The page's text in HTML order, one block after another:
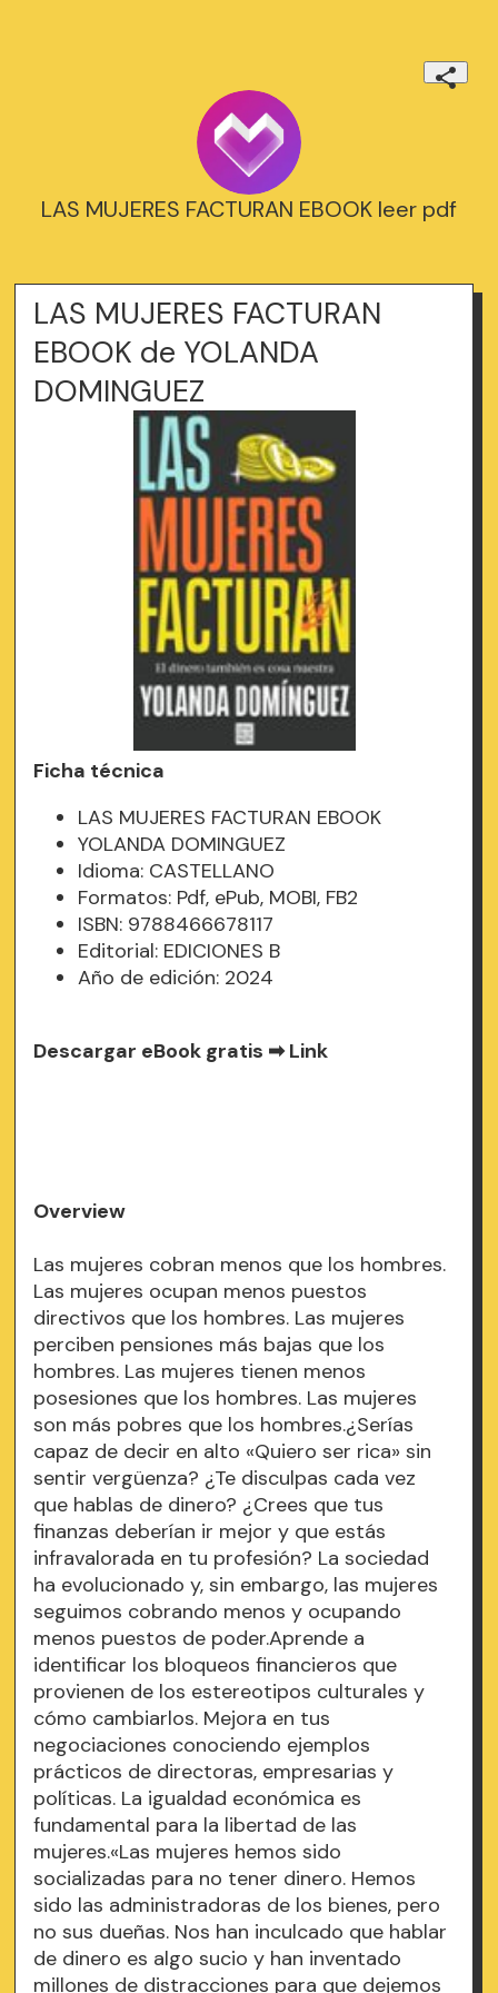
LAS MUJERES FACTURAN EBOOK leer pdf
LAS MUJERES FACTURAN
EBOOK de YOLANDA
DOMINGUEZ
Ficha técnica
LAS MUJERES FACTURAN EBOOK
YOLANDA DOMINGUEZ
Idioma: CASTELLANO
Formatos: Pdf, ePub, MOBI, FB2
ISBN: 9788466678117
Editorial: EDICIONES B
Año de edición: 2024
Descargar eBook gratis ➡Link
Overview
Las mujeres cobran menos que los hombres.
Las mujeres ocupan menos puestos
directivos que los hombres. Las mujeres
perciben pensiones más bajas que los
hombres. Las mujeres tienen menos
posesiones que los hombres. Las mujeres
son más pobres que los hombres.¿Serías
capaz de decir en alto «Quiero ser rica» sin
sentir vergüenza? ¿Te disculpas cada vez
que hablas de dinero? ¿Crees que tus
finanzas deberían ir mejor y que estás
infravalorada en tu profesión? La sociedad
ha evolucionado y, sin embargo, las mujeres
seguimos cobrando menos y ocupando
menos puestos de poder.Aprende a
identificar los bloqueos financieros que
provienen de los estereotipos culturales y
cómo cambiarlos. Mejora en tus
negociaciones conociendo ejemplos
prácticos de directoras, empresarias y
políticas. La igualdad económica es
fundamental para la libertad de las
mujeres.«Las mujeres hemos sido
socializadas para no tener dinero. Hemos
sido las administradoras de los bienes, pero
no sus dueñas. Nos han inculcado que hablar
de dinero es algo sucio y han inventado
millones de distracciones para que dejemos